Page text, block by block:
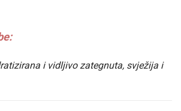
i vidljivo zategnuta, svježija i